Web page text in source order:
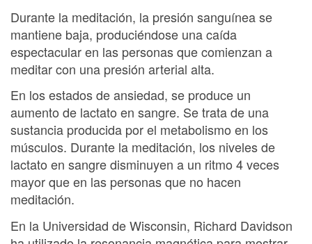
Durante la meditación, la presión sanguínea se
mantiene baja, produciéndose una caída
espectacular en las personas que comienzan a
meditar con una presión arterial alta.
En los estados de ansiedad, se produce un
aumento de lactato en sangre. Se trata de una
sustancia producida por el metabolismo en los
músculos. Durante la meditación, los niveles de
lactato en sangre disminuyen a un ritmo 4 veces
mayor que en las personas que no hacen
meditación.
En la Universidad de Wisconsin, Richard Davidson